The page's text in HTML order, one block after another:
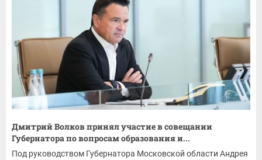
Дмитрий Волков принял участие в совещании
Губернатора по вопросам образования и...
Под руководством Губернатора Московской области Андрея